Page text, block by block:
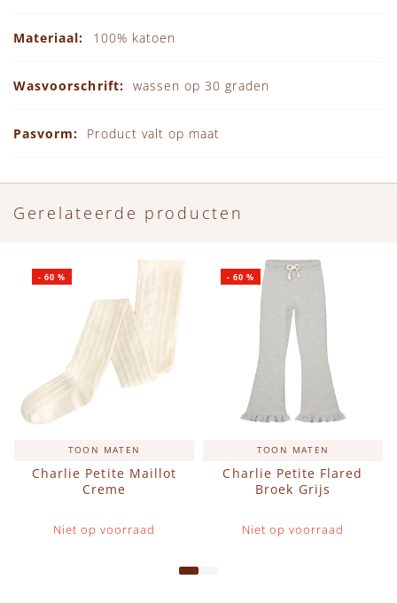
100% katoen
wassen op 30 graden
Product valt op maat
Gerelateerde producten
TOON MATEN
Charlie Petite Maillot
Creme
Niet op voorraad
-60 %
TOON MATEN
Charlie Petite Flared
Broek Grijs
Niet op voorraad
-60 %